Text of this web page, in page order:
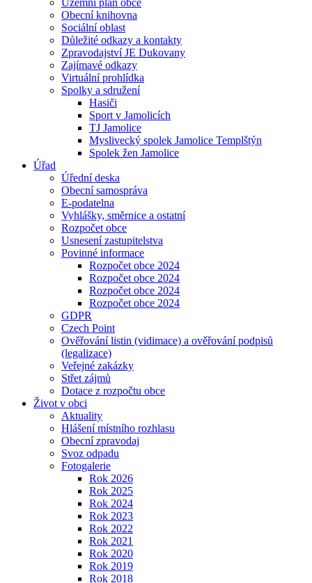
Územní plán obce
Obecní knihovna
Sociální oblast
Důležité odkazy a kontakty
Zpravodajství JE Dukovany
Zajímavé odkazy
Virtuální prohlídka
Spolky a sdružení
Hasiči
Sport v Jamolicích
TJ Jamolice
Myslivecký spolek Jamolice Templštýn
Spolek žen Jamolice
Úřad
Úřední deska
Obecní samospráva
E-podatelna
Vyhlášky, směrnice a ostatní
Rozpočet obce
Usnesení zastupitelstva
Povinné informace
Rozpočet obce 2024
Rozpočet obce 2024
Rozpočet obce 2024
Rozpočet obce 2024
GDPR
Czech Point
Ověřování listin (vidimace) a ověřování podpisů
(legalizace)
Veřejné zakázky
Střet zájmů
Dotace z rozpočtu obce
Život v obci
Aktuality
Hlášení místního rozhlasu
Obecní zpravodaj
Svoz odpadu
Fotogalerie
Rok 2026
Rok 2025
Rok 2024
Rok 2023
Rok 2022
Rok 2021
Rok 2020
Rok 2019
Rok 2018